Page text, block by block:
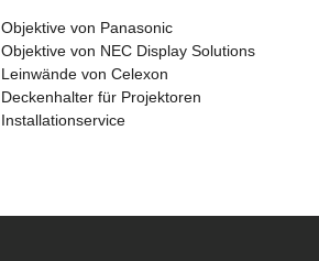
Objektive von Panasonic
Objektive von NEC Display Solutions
Leinwände von Celexon
Deckenhalter für Projektoren
Installationservice